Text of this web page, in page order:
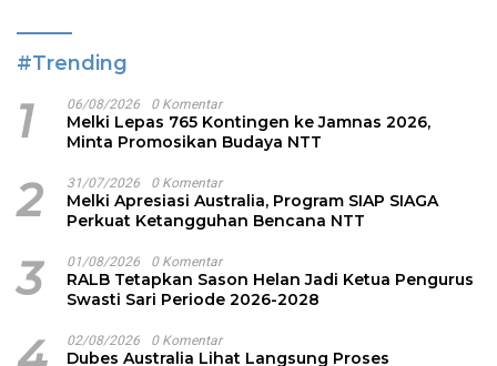
#Trending
1 06/08/2026 0 Komentar
Melki Lepas 765 Kontingen ke Jamnas 2026,
Minta Promosikan Budaya NTT
2 31/07/2026 0 Komentar
Melki Apresiasi Australia, Program SIAP SIAGA
Perkuat Ketangguhan Bencana NTT
3 01/08/2026 0 Komentar
RALB Tetapkan Sason Helan Jadi Ketua Pengurus
Swasti Sari Periode 2026-2028
02/08/2026 0 Komentar
Dubes Australia Lihat Langsung Proses